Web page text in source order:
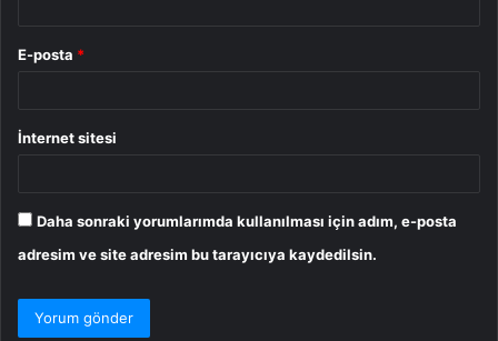
E-posta *
İnternet sitesi
Daha sonraki yorumlarımda kullanılması için adım, e-posta
adresim ve site adresim bu tarayıcıya kaydedilsin.